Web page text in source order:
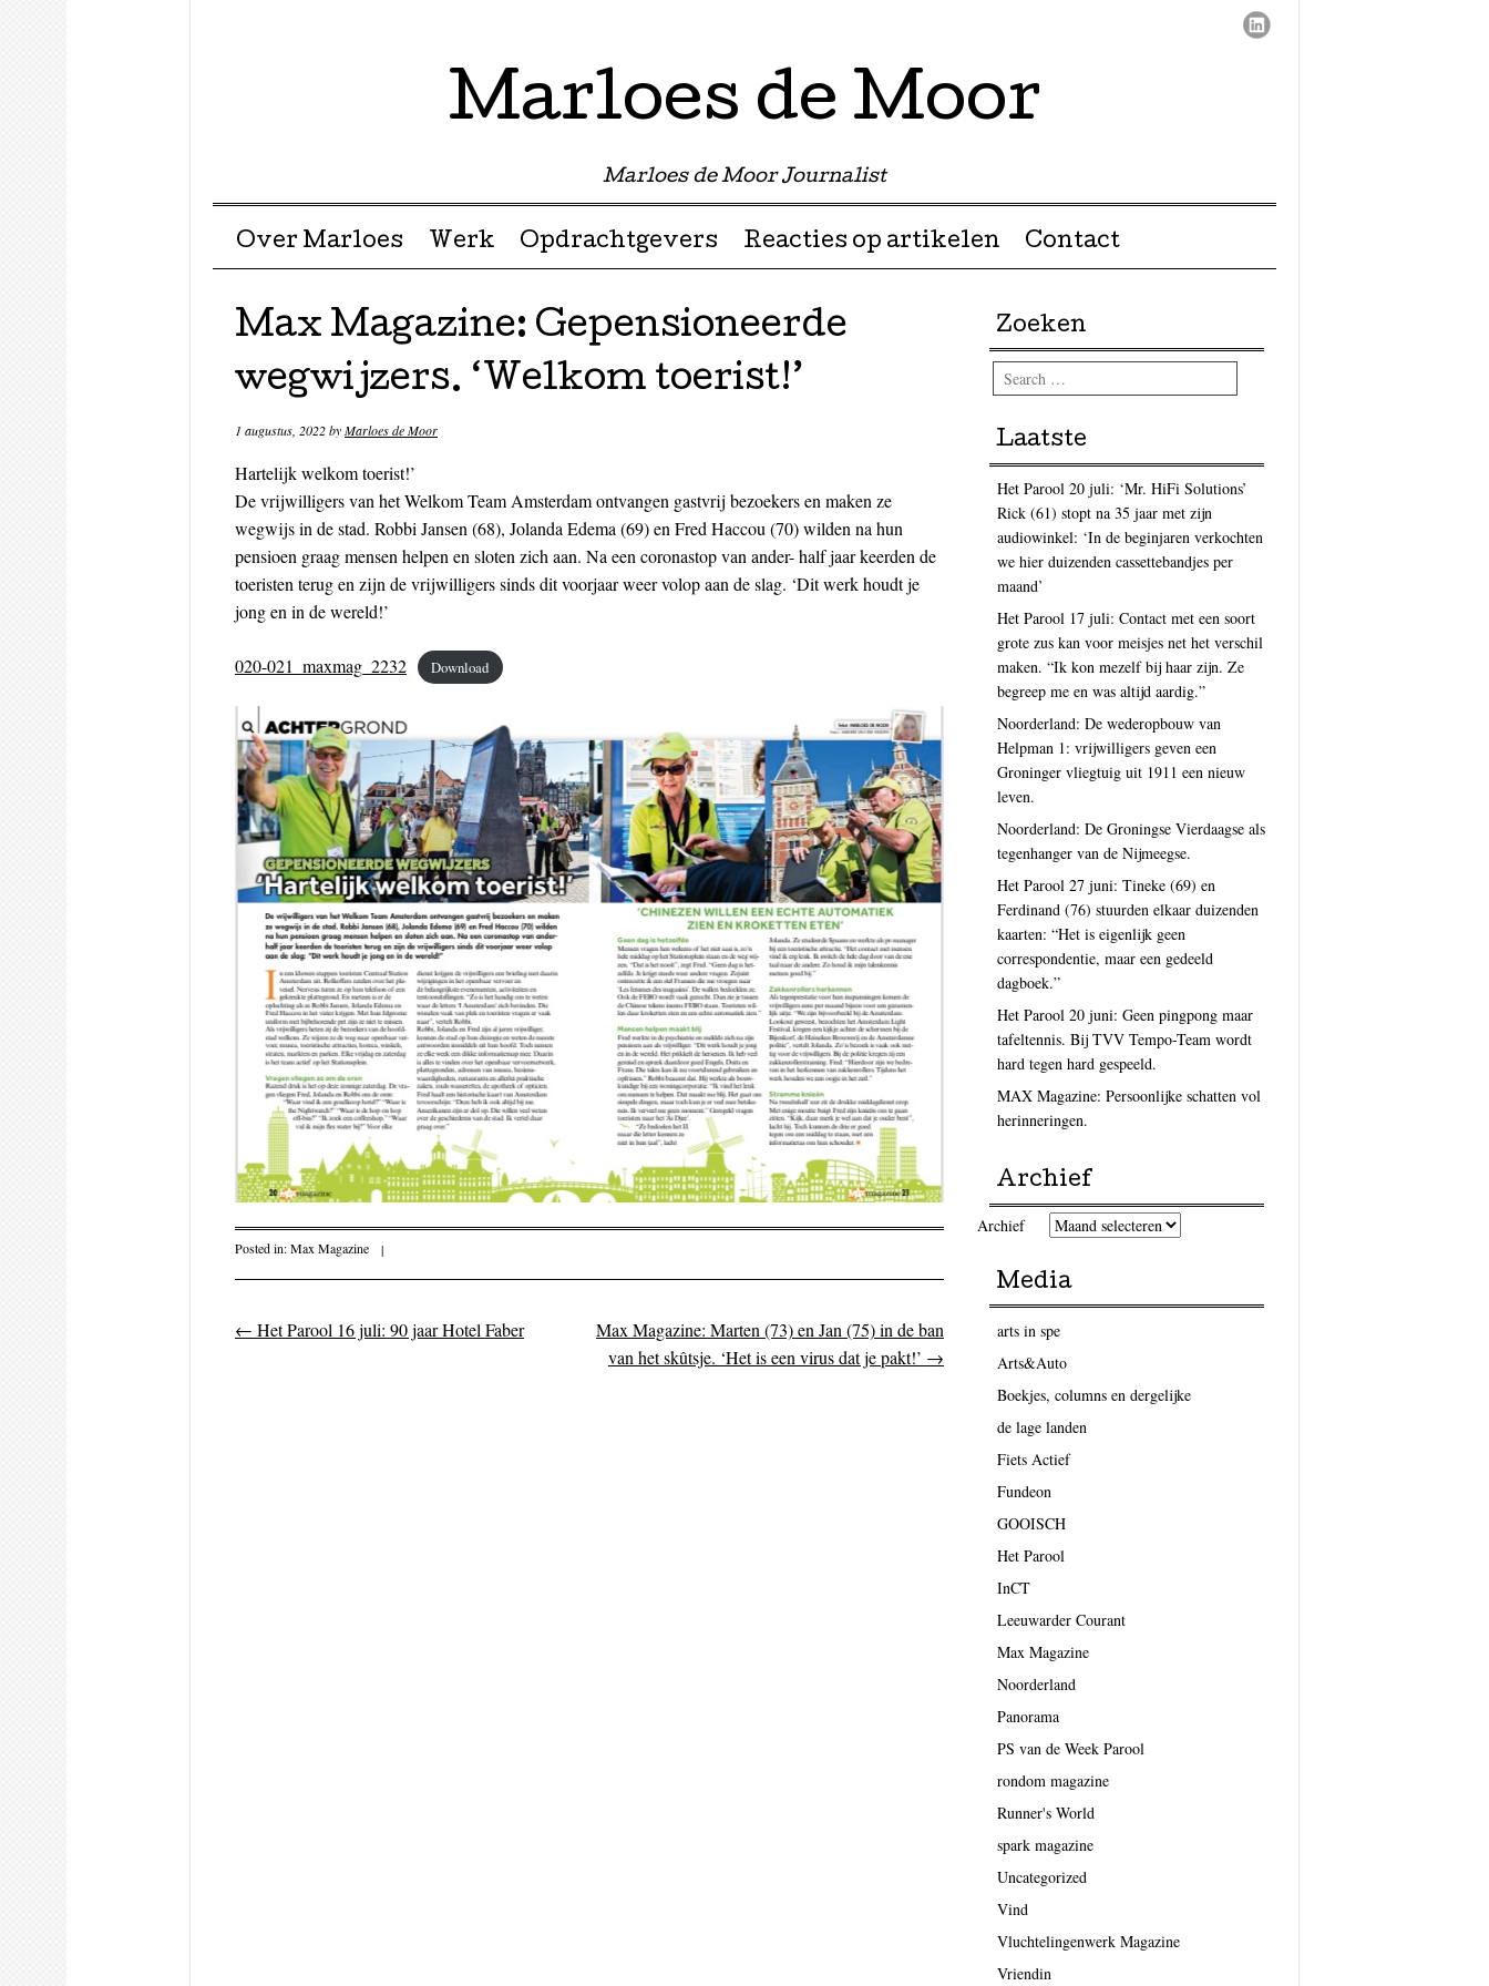
Marloes de Moor
Marloes de Moor Journalist
Menu ☰
Skip to content
Over Marloes Werk Opdrachtgevers Reacties op artikelen Contact
Max Magazine: Gepensioneerde
wegwijzers. ‘Welkom toerist!’
1 augustus, 2022byMarloes de Moor
Hartelijk welkom toerist!’
De vrijwilligers van het Welkom Team Amsterdam ontvangen gastvrij bezoekers en maken ze
wegwijs in de stad. Robbi Jansen (68), Jolanda Edema (69) en Fred Haccou (70) wilden na hun
pensioen graag mensen helpen en sloten zich aan. Na een coronastop van ander- half jaar keerden de
toeristen terug en zijn de vrijwilligers sinds dit voorjaar weer volop aan de slag. ‘Dit werk houdt je
jong en in de wereld!’
020-021_maxmag_2232 Download
Posted in:Max Magazine |
Post navigation
← Het Parool 16 juli: 90 jaar Hotel Faber
Max Magazine: Marten (73) en Jan (75) in de ban
van het skûtsje. ‘Het is een virus dat je pakt!’ →
Zoeken
Search
Laatste
Het Parool 20 juli: ‘Mr. HiFi Solutions’
Rick (61) stopt na 35 jaar met zijn
audiowinkel: ‘In de beginjaren verkochten
we hier duizenden cassettebandjes per
maand’
Het Parool 17 juli: Contact met een soort
grote zus kan voor meisjes net het verschil
maken. “Ik kon mezelf bij haar zijn. Ze
begreep me en was altijd aardig.”
Noorderland: De wederopbouw van
Helpman 1: vrijwilligers geven een
Groninger vliegtuig uit 1911 een nieuw
leven.
Noorderland: De Groningse Vierdaagse als
tegenhanger van de Nijmeegse.
Het Parool 27 juni: Tineke (69) en
Ferdinand (76) stuurden elkaar duizenden
kaarten: “Het is eigenlijk geen
correspondentie, maar een gedeeld
dagboek.”
Het Parool 20 juni: Geen pingpong maar
tafeltennis. Bij TVV Tempo-Team wordt
hard tegen hard gespeeld.
MAX Magazine: Persoonlijke schatten vol
herinneringen.
Archief
Archief
Media
arts in spe
Arts&Auto
Boekjes, columns en dergelijke
de lage landen
Fiets Actief
Fundeon
GOOISCH
Het Parool
InCT
Leeuwarder Courant
Max Magazine
Noorderland
Panorama
PS van de Week Parool
rondom magazine
Runner's World
spark magazine
Uncategorized
Vind
Vluchtelingenwerk Magazine
Vriendin